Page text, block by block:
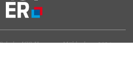
IGS Hannover-Mühlenberg 2026